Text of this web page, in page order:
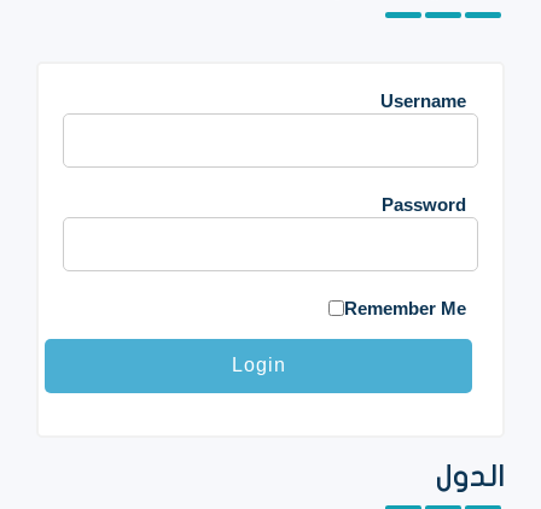
Username
Password
Remember Me
الدول